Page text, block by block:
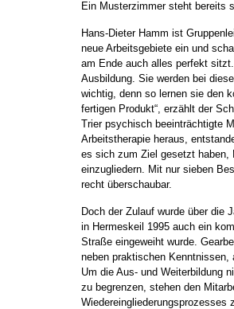
Ein Musterzimmer steht bereits
Hans-Dieter Hamm ist
neue Arbeitsgebiete ein und
am Ende auch alles perfekt
Ausbildung. Sie werden bei
wichtig, denn so lernen sie den
fertigen Produkt“, erzählt der
Trier psychisch beeinträchtigte
Arbeitstherapie heraus,
es sich zum Ziel gesetzt haben,
einzugliedern. Mit nur sieben
recht überschaubar.
Doch der Zulauf wurde über die
in Hermeskeil 1995 auch ein
Straße eingeweiht wurde.
neben praktischen Kenntnissen,
Um die Aus- und Weiterbildung
zu begrenzen, stehen den